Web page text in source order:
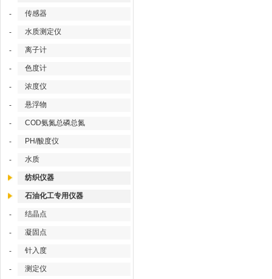
- 传感器
- 水质测定仪
- 离子计
- 色度计
- 浓度仪
- 悬浮物
- COD氨氮总磷总氮
- PH/酸度仪
- 水质
纺织仪器
石油化工专用仪器
- 结晶点
- 凝固点
- 针入度
- 测定仪